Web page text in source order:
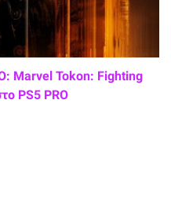
Marvel Tokon: Fighting
PS5 PRO